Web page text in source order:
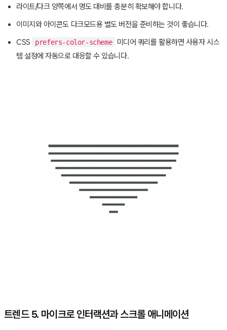
라이트/다크 양쪽에서 명도 대비를 충분히 확보해야 합니다.
이미지와 아이콘도 다크모드용 별도 버전을 준비하는 것이 좋습니다.
CSS
prefers-color-scheme
미디어 쿼리를 활용하면 사용자 시스
템 설정에 자동으로 대응할 수 있습니다.
트렌드 5. 마이크로 인터랙션과 스크롤 애니메이션